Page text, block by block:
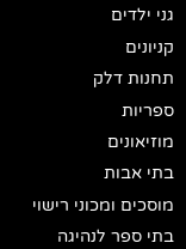
גני ילדים
קניונים
תחנות דלק
ספריות
מוזיאונים
בתי אבות
מוסכים ומכוני רישוי
בתי ספר לנהיגה